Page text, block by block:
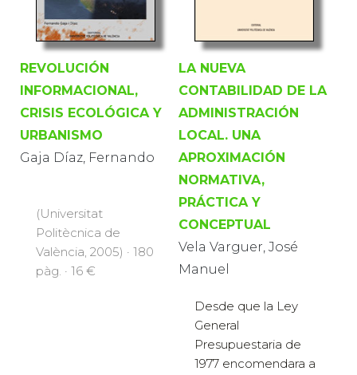
REVOLUCIÓN
INFORMACIONAL,
CRISIS ECOLÓGICA Y
URBANISMO
Gaja Díaz, Fernando
(Universitat
Politècnica de
València, 2005) · 180
pàg. · 16 €
LA NUEVA
CONTABILIDAD DE LA
ADMINISTRACIÓN
LOCAL. UNA
APROXIMACIÓN
NORMATIVA,
PRÁCTICA Y
CONCEPTUAL
Vela Varguer, José
Manuel
Desde que la Ley
General
Presupuestaria de
1977 encomendara a